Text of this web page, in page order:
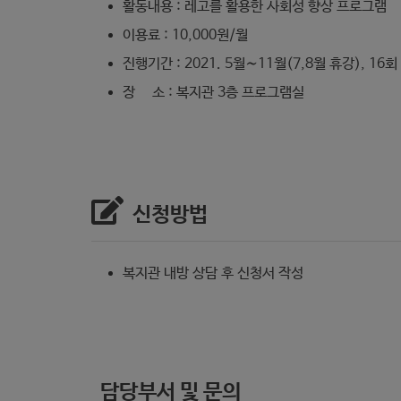
활동내용 : 레고를 활용한 사회성 향상 프로그램
이용료 : 10,000원/월
진행기간 : 2021. 5월∼11월(7,8월 휴강), 16회
장 소 : 복지관 3층 프로그램실
신청방법
복지관 내방 상담 후 신청서 작성
담당부서 및 문의